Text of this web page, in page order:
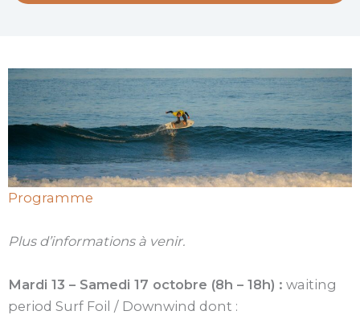
Programme
Plus d’informations à venir.
Mardi 13 – Samedi 17 octobre (8h – 18h) : waiting
period Surf Foil / Downwind dont :